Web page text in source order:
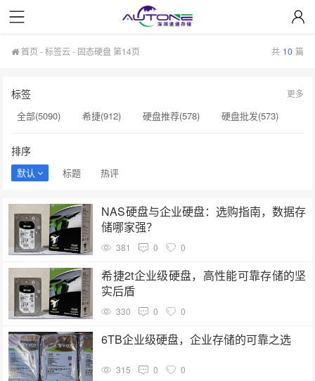
首页 -标签云- 固态硬盘 第14页 共 10 篇
标签
全部(5090) 希捷(912) 硬盘推荐(578)
硬盘批发(573)
硬盘采购(474)
希捷硬盘(471)
sata硬盘(146)
固态硬盘推荐(146)
H100芯片(144)
希捷代理商(144)
nas硬盘(143)
硬盘维修(143)
H20(143)
sas硬盘(143) 小容量存储(142)
更多
排序
默认 标题 热评
NAS硬盘与企业硬盘：选购指南，数据存
储哪家强？
381 0 0
希捷2t企业级硬盘，高性能可靠存储的坚
实后盾
330 0 0
6TB企业级硬盘，企业存储的可靠之选
315 0 0